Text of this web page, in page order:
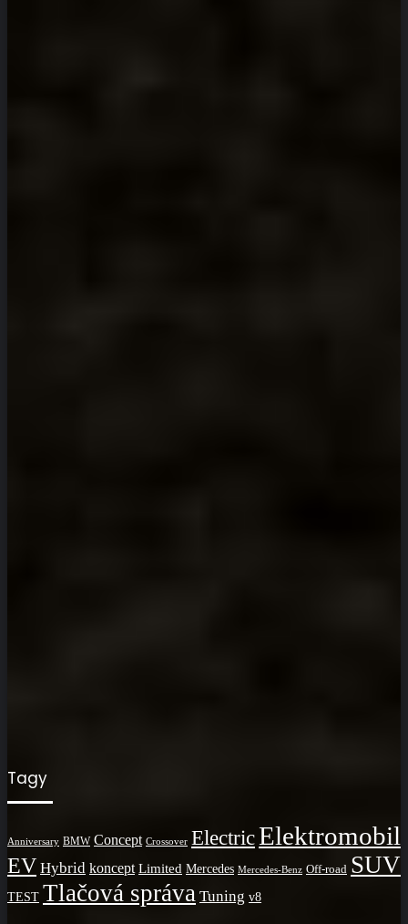
Tagy
Anniversary BMW Concept Crossover ElectricElektromobil
EV Hybrid koncept Limited Mercedes Mercedes-Benz Off-road SUV
TEST Tlačová správa Tuning v8